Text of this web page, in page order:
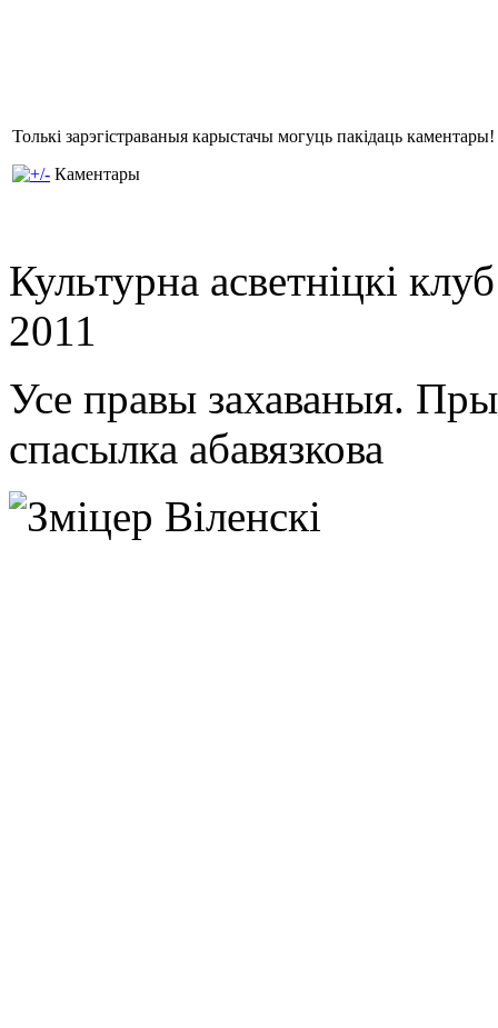
Толькі зарэгістраваныя карыстачы могуць пакідаць каментары!
Каментары
Культурна асветнiцкi
2011
Усе правы захаваныя.
спасылка абавязкова